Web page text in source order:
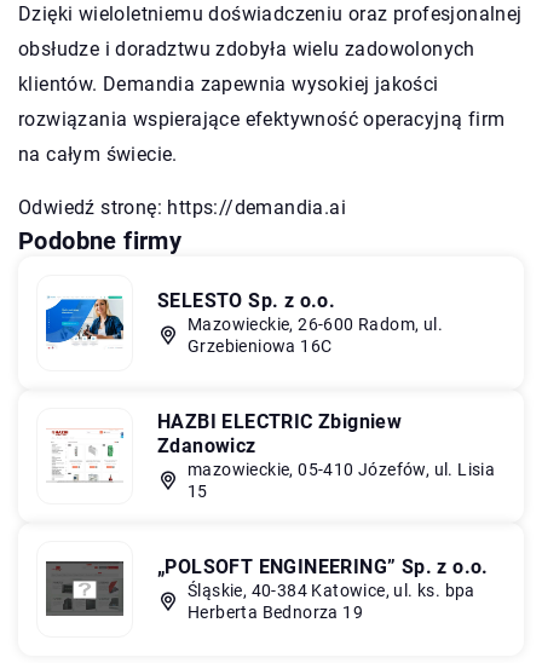
Dzięki wieloletniemu doświadczeniu oraz profesjonalnej
obsłudze i doradztwu zdobyła wielu zadowolonych
klientów. Demandia zapewnia wysokiej jakości
rozwiązania wspierające efektywność operacyjną firm
na całym świecie.
Odwiedź stronę: https://demandia.ai
Podobne firmy
SELESTO Sp. z o.o.
Mazowieckie, 26-600 Radom, ul.
Grzebieniowa 16C
HAZBI ELECTRIC Zbigniew
Zdanowicz
mazowieckie, 05-410 Józefów, ul. Lisia
15
„POLSOFT ENGINEERING” Sp. z o.o.
Śląskie, 40-384 Katowice, ul. ks. bpa
Herberta Bednorza 19